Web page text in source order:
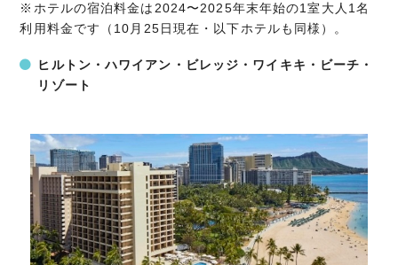
※ホテルの宿泊料金は2024〜2025年末年始の1室大人1名
利用料金です（10月25日現在・以下ホテルも同様）。
ヒルトン・ハワイアン・ビレッジ・ワイキキ・ビーチ・
リゾート